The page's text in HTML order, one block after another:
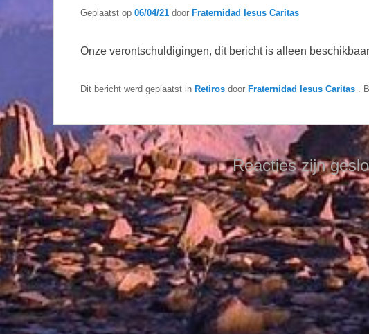
Geplaatst op 06/04/21 door Fraternidad Iesus Caritas
Onze verontschuldigingen, dit bericht is alleen
Dit bericht werd geplaatst in Retiros door Fraternidad Iesus Caritas .
Reacties zijn